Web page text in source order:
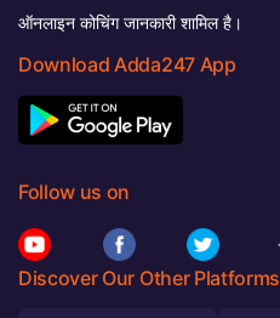
ऑनलाइन कोचिंग जानकारी शामिल है।
Download Adda247 App
Follow us on
Discover Our Other Platforms